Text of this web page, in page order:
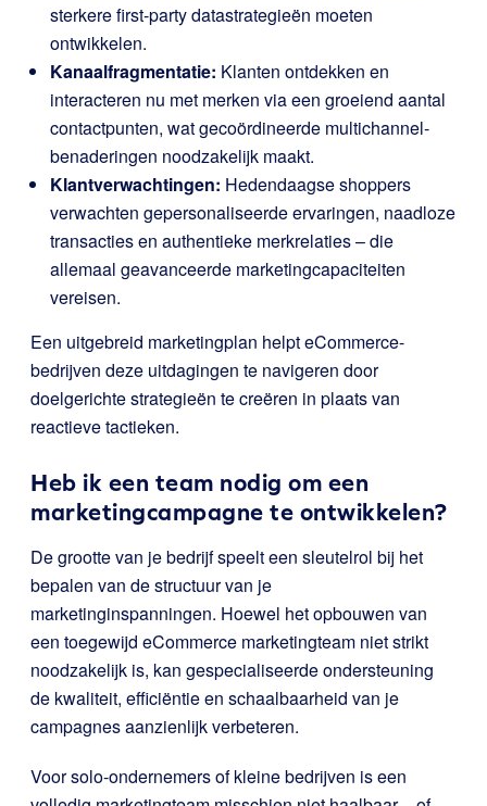
sterkere first-party datastrategieën moeten
ontwikkelen.
Kanaalfragmentatie: Klanten ontdekken en
interacteren nu met merken via een groeiend aantal
contactpunten, wat gecoördineerde multichannel-
benaderingen noodzakelijk maakt.
Klantverwachtingen: Hedendaagse shoppers
verwachten gepersonaliseerde ervaringen, naadloze
transacties en authentieke merkrelaties – die
allemaal geavanceerde marketingcapaciteiten
vereisen.
Een uitgebreid marketingplan helpt eCommerce-
bedrijven deze uitdagingen te navigeren door
doelgerichte strategieën te creëren in plaats van
reactieve tactieken.
Heb ik een team nodig om een
marketingcampagne te ontwikkelen?
De grootte van je bedrijf speelt een sleutelrol bij het
bepalen van de structuur van je
marketinginspanningen. Hoewel het opbouwen van
een toegewijd eCommerce marketingteam niet strikt
noodzakelijk is, kan gespecialiseerde ondersteuning
de kwaliteit, efficiëntie en schaalbaarheid van je
campagnes aanzienlijk verbeteren.
Voor solo-ondernemers of kleine bedrijven is een